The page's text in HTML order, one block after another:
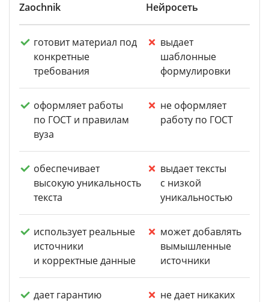
Zaochnik Нейросеть
готовит материал под
конкретные
требования
выдает
шаблонные
формулировки
оформляет работы
по ГОСТ и правилам
вуза
не оформляет
работу по ГОСТ
обеспечивает
высокую уникальность
текста
выдает тексты
с низкой
уникальностью
использует реальные
источники
и корректные данные
может добавлять
вымышленные
источники
дает гарантию
не дает никаких